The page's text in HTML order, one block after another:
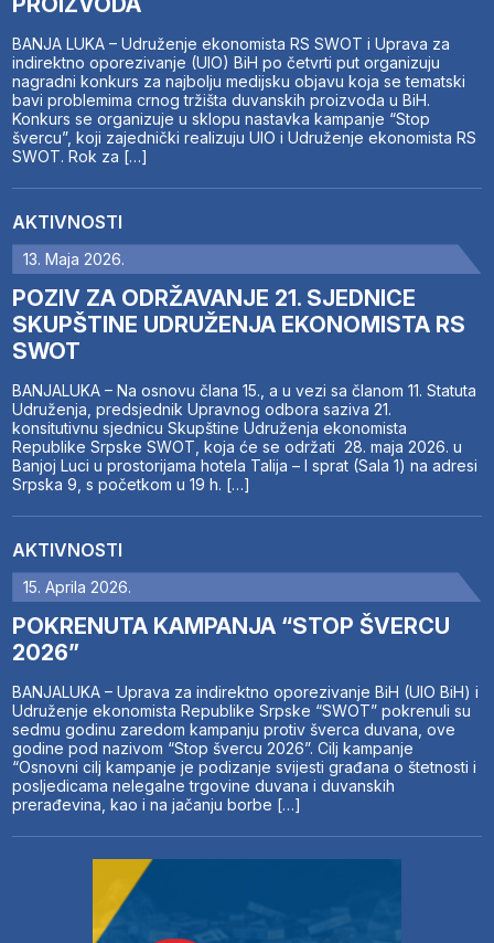
BANJA LUKA – Udruženje ekonomista RS SWOT i Uprava za
indirektno oporezivanje (UIO) BiH po četvrti put organizuju
nagradni konkurs za najbolju medijsku objavu koja se tematski
bavi problemima crnog tržišta duvanskih proizvoda u BiH.
Konkurs se organizuje u sklopu nastavka kampanje “Stop
švercu”, koji zajednički realizuju UIO i Udruženje ekonomista RS
SWOT. Rok za […]
AKTIVNOSTI
13. Maja 2026.
POZIV ZA ODRŽAVANJE 21. SJEDNICE
SKUPŠTINE UDRUŽENJA EKONOMISTA RS
SWOT
BANJALUKA – Na osnovu člana 15., a u vezi sa članom 11. Statuta
Udruženja, predsjednik Upravnog odbora saziva 21.
konsitutivnu sjednicu Skupštine Udruženja ekonomista
Republike Srpske SWOT, koja će se održati 28. maja 2026. u
Banjoj Luci u prostorijama hotela Talija – I sprat (Sala 1) na adresi
Srpska 9, s početkom u 19 h. […]
AKTIVNOSTI
15. Aprila 2026.
POKRENUTA KAMPANJA “STOP ŠVERCU
2026”
BANJALUKA – Uprava za indirektno oporezivanje BiH (UIO BiH) i
Udruženje ekonomista Republike Srpske “SWOT” pokrenuli su
sedmu godinu zaredom kampanju protiv šverca duvana, ove
godine pod nazivom “Stop švercu 2026”. Cilj kampanje
“Osnovni cilj kampanje je podizanje svijesti građana o štetnosti i
posljedicama nelegalne trgovine duvana i duvanskih
prerađevina, kao i na jačanju borbe […]